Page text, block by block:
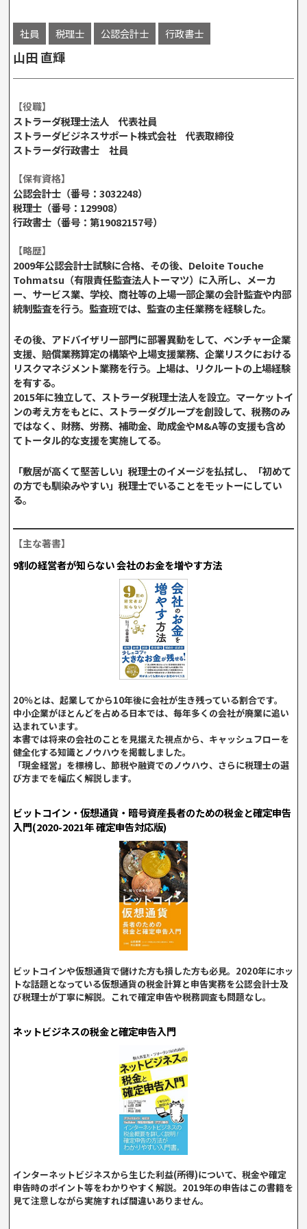
社員 税理士 公認会計士 行政書士
山田 直輝
【役職】
ストラーダ税理士法人 代表社員
ストラーダビジネスサポート株式会社 代表取締役
ストラーダ行政書士 社員
【保有資格】
公認会計士（番号：3032248）
税理士（番号：129908）
行政書士（番号：第19082157号）
【略歴】
2009年公認会計士試験に合格、その後、Deloite Touche
Tohmatsu（有限責任監査法人トーマツ）に入所し、メーカ
ー、サービス業、学校、商社等の上場一部企業の会計監査や内部
統制監査を行う。監査班では、監査の主任業務を経験した。
その後、アドバイザリー部門に部署異動をして、ベンチャー企業
支援、賠償業務算定の構築や上場支援業務、企業リスクにおける
リスクマネジメント業務を行う。上場は、リクルートの上場経験
を有する。
2015年に独立して、ストラーダ税理士法人を設立。マーケットイ
ンの考え方をもとに、ストラーダグループを創設して、税務のみ
ではなく、財務、労務、補助金、助成金やM&A等の支援も含め
てトータル的な支援を実施してる。
「敷居が高くて堅苦しい」税理士のイメージを払拭し、「初めて
の方でも馴染みやすい」税理士でいることをモットーにしてい
る。
【主な著書】
9割の経営者が知らない 会社のお金を増やす方法
20％とは、起業してから10年後に会社が生き残っている割合です。
中小企業がほとんどを占める日本では、毎年多くの会社が廃業に追い
込まれています。
本書では将来の会社のことを見据えた視点から、キャッシュフローを
健全化する知識とノウハウを掲載しました。
「現金経営」を標榜し、節税や融資でのノウハウ、さらに税理士の選
び方までを幅広く解説します。
ビットコイン・仮想通貨・暗号資産長者のための税金と確定申告
入門(2020-2021年 確定申告対応版)
ビットコインや仮想通貨で儲けた方も損した方も必見。2020年にホッ
トな話題となっている仮想通貨の税金計算と申告実務を公認会計士及
び税理士が丁寧に解説。これで確定申告や税務調査も問題なし。
ネットビジネスの税金と確定申告入門
インターネットビジネスから生じた利益(所得)について、税金や確定
申告時のポイント等をわかりやすく解説。2019年の申告はこの書籍を
見て注意しながら実施すれば間違いありません。